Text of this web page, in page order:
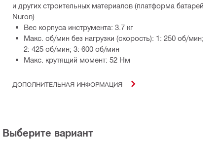
и других строительных материалов (платформа батарей
Nuron)
Вес корпуса инструмента: 3.7 кг
Макс. об/мин без нагрузки (скорость): 1: 250 об/мин;
2: 425 об/мин; 3: 600 об/мин
Макс. крутящий момент: 52 Нм
ДОПОЛНИТЕЛЬНАЯ ИНФОРМАЦИЯ
Выберите вариант